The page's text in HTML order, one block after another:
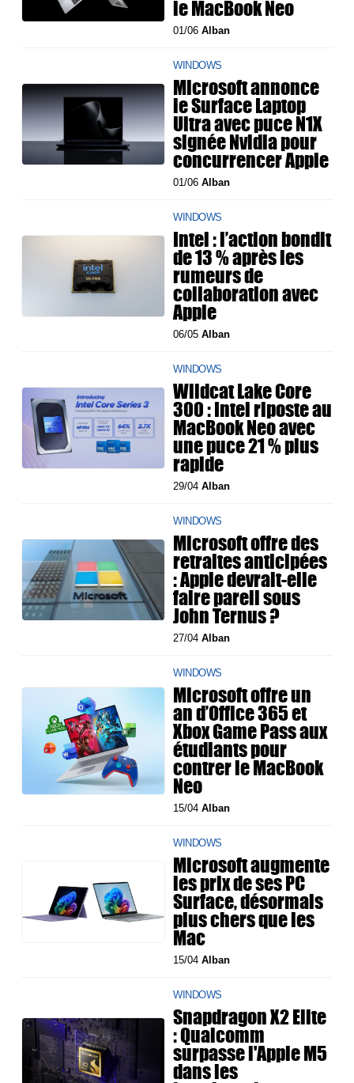
le MacBook Neo
01/06Alban
WINDOWS
Microsoft annonce
le Surface Laptop
Ultra avec puce N1X
signée Nvidia pour
concurrencer Apple
01/06Alban
WINDOWS
Intel : l’action bondit
de 13 % après les
rumeurs de
collaboration avec
Apple
06/05Alban
WINDOWS
Wildcat Lake Core
300 : Intel riposte au
MacBook Neo avec
une puce 21 % plus
rapide
29/04Alban
WINDOWS
Microsoft offre des
retraites anticipées
: Apple devrait-elle
faire pareil sous
John Ternus ?
27/04Alban
WINDOWS
Microsoft offre un
an d’Office 365 et
Xbox Game Pass aux
étudiants pour
contrer le MacBook
Neo
15/04Alban
WINDOWS
Microsoft augmente
les prix de ses PC
Surface, désormais
plus chers que les
Mac
15/04Alban
WINDOWS
Snapdragon X2 Elite
: Qualcomm
surpasse l'Apple M5
dans les